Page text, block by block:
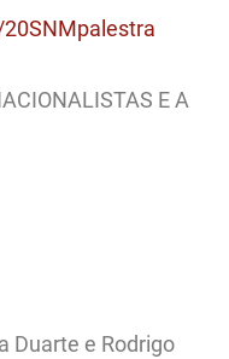
E A
Duarte e Rodrigo